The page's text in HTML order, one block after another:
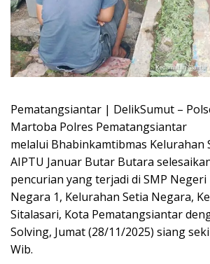
Pematangsiantar | DelikSumut –
Martoba Polres Pematangsiantar
melalui Bhabinkamtibmas Kelurahan
AIPTU Januar Butar Butara
pencurian yang terjadi di SMP Negeri
Negara 1, Kelurahan Setia Negara,
Sitalasari, Kota Pematangsiantar
Solving, Jumat (28/11/2025) siang
Wib.